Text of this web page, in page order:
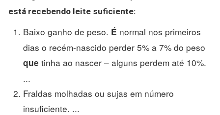
está recebendo leite suficiente:
Baixo ganho de peso. É normal nos primeiros
dias o recém-nascido perder 5% a 7% do peso
que tinha ao nascer – alguns perdem até 10%.
...
Fraldas molhadas ou sujas em número
insuficiente. ...